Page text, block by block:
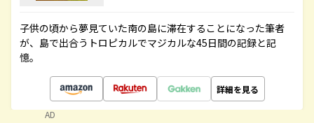
子供の頃から夢見ていた南の島に滞在することになった筆者
が、島で出合うトロピカルでマジカルな45日間の記録と記
憶。
詳細を見る
AD